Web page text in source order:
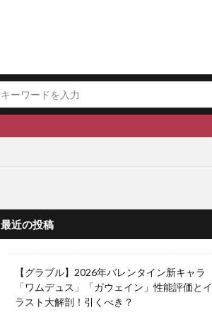
最近の投稿
【グラブル】2026年バレンタイン新キャラ
「ワムデュス」「ガウェイン」性能評価とイ
ラスト大解剖！引くべき？